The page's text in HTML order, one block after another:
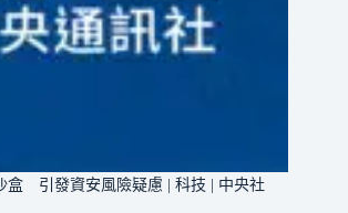
盒 引發資安風險疑慮 | 科技 | 中央社